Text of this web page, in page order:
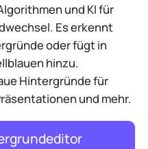
und KI für
Es erkennt
oder fügt in
hinzu.
Hintergründe für
und mehr.